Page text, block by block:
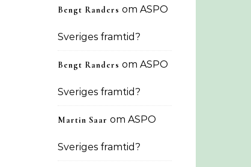
Bengt Randers om ASPO
Sveriges framtid?
Bengt Randers om ASPO
Sveriges framtid?
Martin Saar om ASPO
Sveriges framtid?